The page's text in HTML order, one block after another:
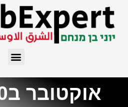
אוקטובר ב10, 2015